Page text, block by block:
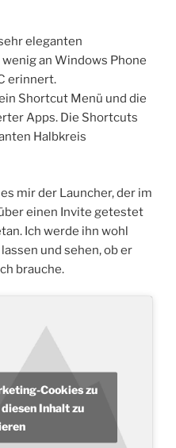
eleganten
an Windows Phone
erinnert.
Shortcut Menü und die
Apps. Die Shortcuts
Halbkreis
mir der Launcher, der im
einen Invite getestet
Ich werde ihn wohl
und sehen, ob er
brauche.
Cookies zu
Inhalt zu